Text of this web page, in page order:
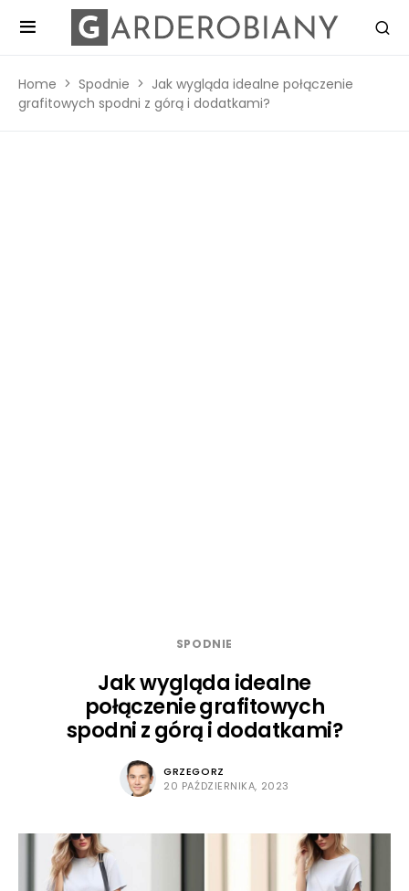
Home Spodnie
Jak wygląda idealne połączenie
grafitowych spodni z górą i dodatkami?
SPODNIE
Jak wygląda idealne
połączenie grafitowych
spodni z górą i dodatkami?
GRZEGORZ
20 PAŹDZIERNIKA, 2023